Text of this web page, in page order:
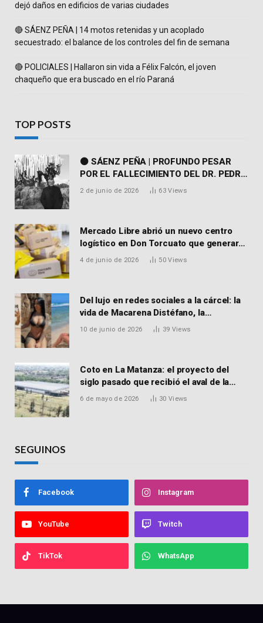
dejó daños en edificios de varias ciudades
🔴 SÁENZ PEÑA | 14 motos retenidas y un acoplado
secuestrado: el balance de los controles del fin de semana
🔴 POLICIALES | Hallaron sin vida a Félix Falcón, el joven
chaqueño que era buscado en el río Paraná
TOP POSTS
⚫ SÁENZ PEÑA | PROFUNDO PESAR
POR EL FALLECIMIENTO DEL DR. PEDRO
MARTORELL
2 de junio de 2026 63Views
Mercado Libre abrió un nuevo centro
logístico en Don Torcuato que generará
900 empleos: cómo enviar el CV
4 de junio de 2026 50Views
Del lujo en redes sociales a la cárcel: la
vida de Macarena Distéfano, la
influencer de San Martín acusada de
10 de junio de 2026 39 Views
Coto en La Matanza: el proyecto del
siglo pasado que recibió el aval de la
Justicia para reactivar una obra frenada
6 de mayo de 2026 30 Views
SEGUINOS
Facebook Instagram
YouTube Twitch
TikTok WhatsApp